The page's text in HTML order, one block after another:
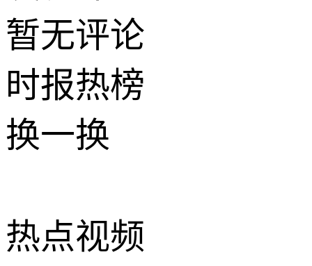
暂无评论
时报热榜
换一换
热点视频